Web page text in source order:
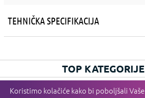
TEHNIČKA SPECIFIKACIJA
Koristimo kolačiće kako bi poboljšali
TOP KATEGORIJE
HIT KATEGORIJE